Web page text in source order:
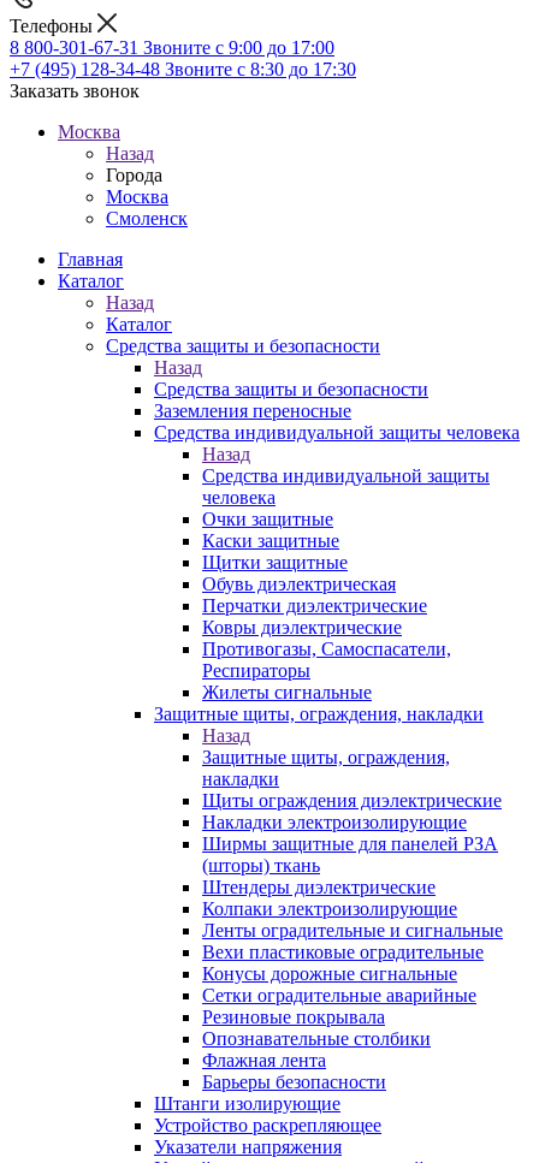
Телефоны
8 800-301-67-31 Звоните с 9:00 до 17:00
+7 (495) 128-34-48 Звоните с 8:30 до 17:30
Заказать звонок
Москва
Назад
Города
Москва
Смоленск
Главная
Каталог
Назад
Каталог
Средства защиты и безопасности
Назад
Средства защиты и безопасности
Заземления переносные
Средства индивидуальной защиты человека
Назад
Средства индивидуальной защиты
человека
Очки защитные
Каски защитные
Щитки защитные
Обувь диэлектрическая
Перчатки диэлектрические
Ковры диэлектрические
Противогазы, Самоспасатели,
Респираторы
Жилеты сигнальные
Защитные щиты, ограждения, накладки
Назад
Защитные щиты, ограждения,
накладки
Щиты ограждения диэлектрические
Накладки электроизолирующие
Ширмы защитные для панелей РЗА
(шторы) ткань
Штендеры диэлектрические
Колпаки электроизолирующие
Ленты оградительные и сигнальные
Вехи пластиковые оградительные
Конусы дорожные сигнальные
Сетки оградительные аварийные
Резиновые покрывала
Опознавательные столбики
Флажная лента
Барьеры безопасности
Штанги изолирующие
Устройство раскрепляющее
Указатели напряжения